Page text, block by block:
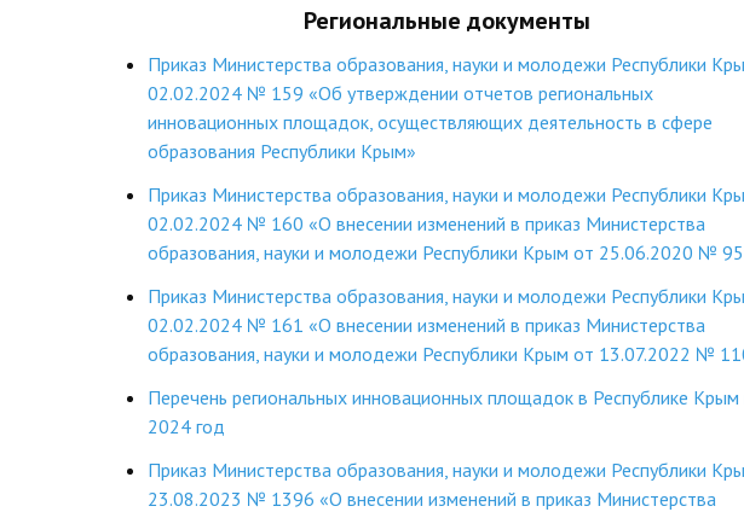
Региональные документы
Приказ Министерства образования, науки и молодежи Республики
02.02.2024 № 159 «Об утверждении отчетов региональных
инновационных площадок, осуществляющих деятельность в сфере
образования Республики Крым»
Приказ Министерства образования, науки и молодежи Республики
02.02.2024 № 160 «О внесении изменений в приказ Министерства
образования, науки и молодежи Республики Крым от 25.06.2020 №
Приказ Министерства образования, науки и молодежи Республики
02.02.2024 № 161 «О внесении изменений в приказ Министерства
образования, науки и молодежи Республики Крым от 13.07.2022 №
Перечень региональных инновационных площадок в Республике Крым
2024 год
Приказ Министерства образования, науки и молодежи Республики
23.08.2023 № 1396 «О внесении изменений в приказ Министерства